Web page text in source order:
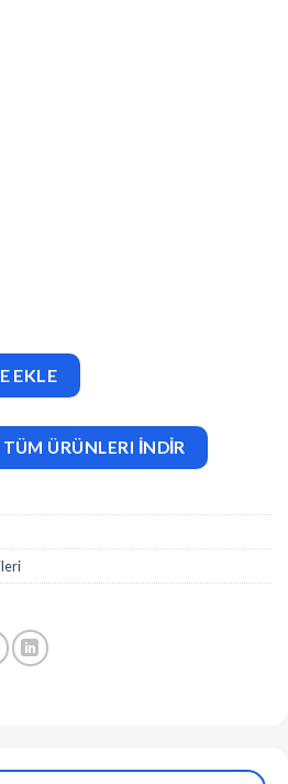
Live Stream Broadcaster Plugin for
EKLE
ÜRÜNLERI İNDİR